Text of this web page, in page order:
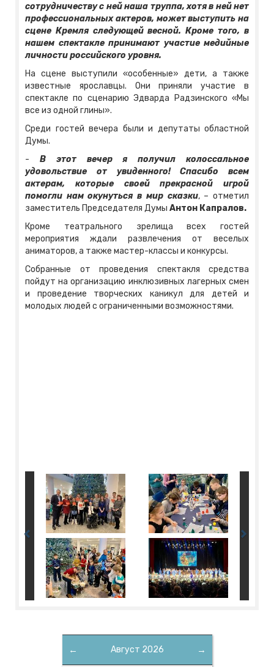
сотрудничеству с ней наша труппа, хотя в ней нет
профессиональных актеров, может выступить на
сцене Кремля следующей весной. Кроме того, в
нашем спектакле принимают участие медийные
личности российского уровня.
На сцене выступили «особенные» дети, а также
известные ярославцы. Они приняли участие в
спектакле по сценарию Эдварда Радзинского «Мы
все из одной глины».
Среди гостей вечера были и депутаты областной
Думы.
- В этот вечер я получил колоссальное
удовольствие от увиденного! Спасибо всем
актерам, которые своей прекрасной игрой
помогли нам окунуться в мир сказки, – отметил
заместитель Председателя Думы Антон Капралов.
Кроме театрального зрелища всех гостей
мероприятия ждали развлечения от веселых
аниматоров, а также мастер-классы и конкурсы.
Собранные от проведения спектакля средства
пойдут на организацию инклюзивных лагерных смен
и проведение творческих каникул для детей и
молодых людей с ограниченными возможностями.
← →
Август 2026